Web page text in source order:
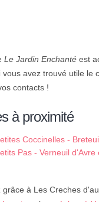
Le Jardin Enchanté est
vous avez trouvé utile le
contacts !
à proximité
Coccinelles -
Pas - Verneuil d'Avre
grâce à Les Creches